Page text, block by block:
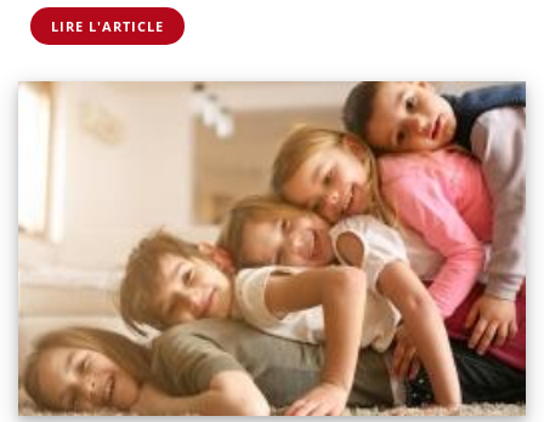
LIRE L'ARTICLE